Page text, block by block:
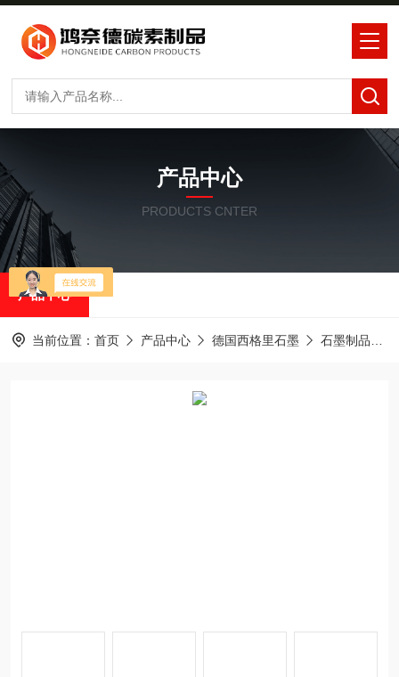
产品中心
PRODUCTS CNTER
产品中心
当前位置： 首页 产品中心 德国西格里石墨 石墨制品